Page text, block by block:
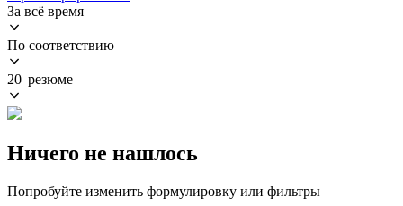
За всё время
По соответствию
20 резюме
Ничего не нашлось
Попробуйте изменить формулировку или фильтры